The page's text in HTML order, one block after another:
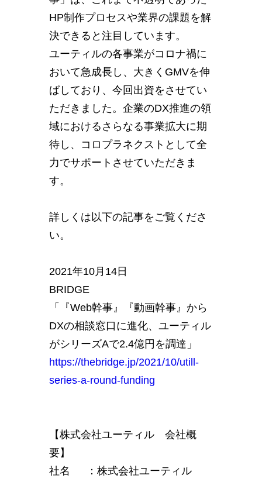
HP制作プロセスや業界の課題を解
決できると注目しています。
ユーティルの各事業がコロナ禍に
おいて急成長し、大きくGMVを伸
ばしており、今回出資をさせてい
ただきました。企業のDX推進の領
域におけるさらなる事業拡大に期
待し、コロプラネクストとして全
力でサポートさせていただきま
す。
詳しくは以下の記事をご覧くださ
い。
2021年10月14日
BRIDGE
「『Web幹事』『動画幹事』から
DXの相談窓口に進化、ユーティル
がシリーズAで2.4億円を調達」
https://thebridge.jp/2021/10/utill-
series-a-round-funding
【株式会社ユーティル 会社概
要】
社名 ：株式会社ユーティル